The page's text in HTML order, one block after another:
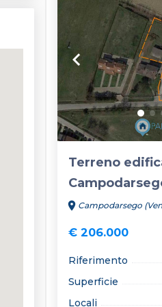
keyboard_arrow_left
Terreno
location_on Campodarsego
€ 206.000
Riferimento
Superficie
Locali